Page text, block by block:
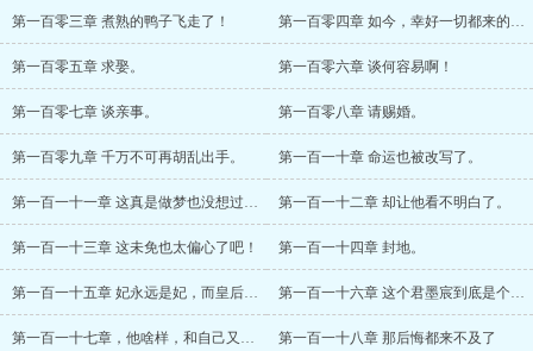
第一百零三章 煮熟的鸭子飞走了！ 第一百零四章 如今，幸好一切都来的及。
第一百零五章 求娶。 第一百零六章 谈何容易啊！
第一百零七章 谈亲事。 第一百零八章 请赐婚。
第一百零九章 千万不可再胡乱出手。 第一百一十章 命运也被改写了。
第一百一十一章 这真是做梦也没想过的事情 第一百一十二章 却让他看不明白了。
第一百一十三章 这未免也太偏心了吧！ 第一百一十四章 封地。
第一百一十五章 妃永远是妃，而皇后才是正 第一百一十六章 这个君墨宸到底是个什么样
第一百一十七章，他啥样，和自己又有什么关 第一百一十八章 那后悔都来不及了